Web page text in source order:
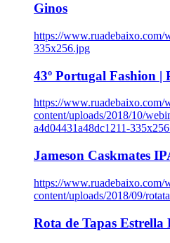
Ginos
https://www.ruadebaixo.com/
335x256.jpg
43º Portugal Fashion |
https://www.ruadebaixo.com/
content/uploads/2018/10/
a4d04431a48dc1211-
Jameson Caskmates
https://www.ruadebaixo.com/
content/uploads/2018/09/
Rota de Tapas Estrella